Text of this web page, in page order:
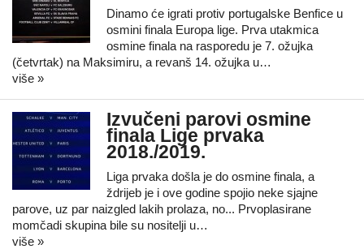
Dinamo će igrati protiv portugalske Benfice u
osmini finala Europa lige. Prva utakmica
osmine finala na rasporedu je 7. ožujka
(četvrtak) na Maksimiru, a revanš 14. ožujka u…
više »
Izvučeni parovi osmine
finala Lige prvaka
2018./2019.
Liga prvaka došla je do osmine finala, a
ždrijeb je i ove godine spojio neke sjajne
parove, uz par naizgled lakih prolaza, no... Prvoplasirane
momčadi skupina bile su nositelji u…
više »